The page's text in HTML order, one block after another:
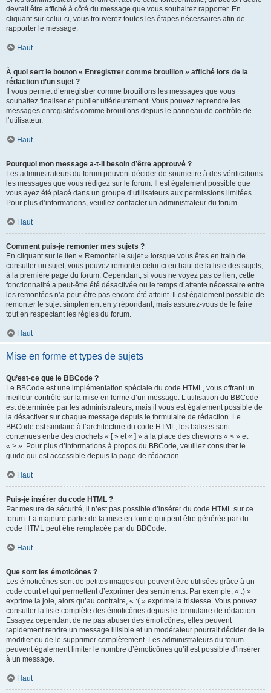
devrait être affiché à côté du message que vous souhaitez rapporter. En
cliquant sur celui-ci, vous trouverez toutes les étapes nécessaires afin de
rapporter le message.
Haut
À quoi sert le bouton « Enregistrer comme brouillon » affiché lors de la
rédaction d’un sujet ?
Il vous permet d’enregistrer comme brouillons les messages que vous
souhaitez finaliser et publier ultérieurement. Vous pouvez reprendre les
messages enregistrés comme brouillons depuis le panneau de contrôle de
l’utilisateur.
Haut
Pourquoi mon message a-t-il besoin d’être approuvé ?
Les administrateurs du forum peuvent décider de soumettre à des vérifications
les messages que vous rédigez sur le forum. Il est également possible que
vous ayez été placé dans un groupe d’utilisateurs aux permissions limitées.
Pour plus d’informations, veuillez contacter un administrateur du forum.
Haut
Comment puis-je remonter mes sujets ?
En cliquant sur le lien « Remonter le sujet » lorsque vous êtes en train de
consulter un sujet, vous pouvez remonter celui-ci en haut de la liste des sujets,
à la première page du forum. Cependant, si vous ne voyez pas ce lien, cette
fonctionnalité a peut-être été désactivée ou le temps d’attente nécessaire entre
les remontées n’a peut-être pas encore été atteint. Il est également possible de
remonter le sujet simplement en y répondant, mais assurez-vous de le faire
tout en respectant les règles du forum.
Haut
Mise en forme et types de sujets
Qu’est-ce que le BBCode ?
Le BBCode est une implémentation spéciale du code HTML, vous offrant un
meilleur contrôle sur la mise en forme d’un message. L’utilisation du BBCode
est déterminée par les administrateurs, mais il vous est également possible de
la désactiver sur chaque message depuis le formulaire de rédaction. Le
BBCode est similaire à l’architecture du code HTML, les balises sont
contenues entre des crochets « [ » et « ] » à la place des chevrons « < » et
« > ». Pour plus d’informations à propos du BBCode, veuillez consulter le
guide qui est accessible depuis la page de rédaction.
Haut
Puis-je insérer du code HTML ?
Par mesure de sécurité, il n’est pas possible d’insérer du code HTML sur ce
forum. La majeure partie de la mise en forme qui peut être générée par du
code HTML peut être remplacée par du BBCode.
Haut
Que sont les émoticônes ?
Les émoticônes sont de petites images qui peuvent être utilisées grâce à un
code court et qui permettent d’exprimer des sentiments. Par exemple, « :) »
exprime la joie, alors qu’au contraire, « :( » exprime la tristesse. Vous pouvez
consulter la liste complète des émoticônes depuis le formulaire de rédaction.
Essayez cependant de ne pas abuser des émoticônes, elles peuvent
rapidement rendre un message illisible et un modérateur pourrait décider de le
modifier ou de le supprimer complètement. Les administrateurs du forum
peuvent également limiter le nombre d’émoticônes qu’il est possible d’insérer
à un message.
Haut